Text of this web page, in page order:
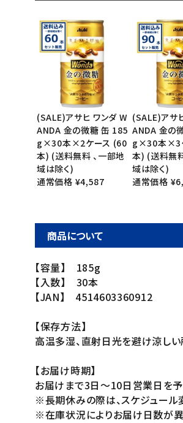
プライバシーポリシー
利用規約
(SALE)アサヒ ワンダ W
ANDA 金の微糖 缶 185
g×30本×2ケース (60
本) (送料無料 、一部地
域は除く)
通常価格 ¥4,587
(SALE)アサ
ANDA 金の
g×30本×3
本) (送料無
域は除く)
通常価格
商品について
【容量】 185g
【入数】 30本
【JAN】 4514603360912
【保存方法】
高温多湿、直射日光を避け涼しい
【お届け時期】
お届けまで3日～10日営業日を予
※長期休みの際は、スケジュール
※在庫状況によりお届け日数が異